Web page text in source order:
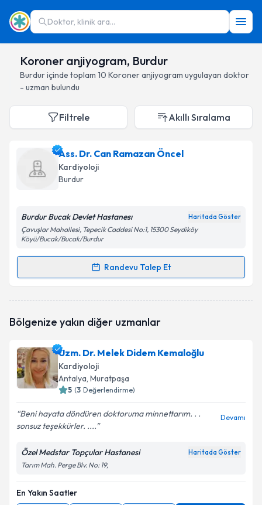
Doktor, klinik ara...
Koroner anjiyogram, Burdur
Burduriçinde toplam 10 Koroner anjiyogram uygulayan doktor
- uzman bulundu
Filtrele Akıllı Sıralama
Ass. Dr. Can Ramazan Öncel
Kardiyoloji
Burdur
Burdur Bucak Devlet Hastanesı Haritada Göster
Çavuşlar Mahallesi, Tepecik Caddesi No:1, 15300 Seydiköy
Köyü/Bucak/Bucak/Burdur
Randevu Talep Et
Randevu Takvimi Talebi
talebi oluşturun. Size bu uzmandan randevu almanız
bilgilendireceğiz.
E-posta Adresiniz
Kişisel verilerimin işlenmesine ilişkin
kapsamda işlenmesini kabul ediyorum.
Bölgenize yakın diğer uzmanlar
Uzm. Dr. Melek Didem Kemaloğlu
Kardiyoloji
Antalya, Muratpaşa
5 (3 Değerlendirme)
Beni hayata döndüren doktoruma minnettarım. . .
sonsuz teşekkürler. ....
Devamı
Özel Medstar Topçular Hastanesi Haritada Göster
Tarım Mah. Perge Blv. No: 19,
En Yakın Saatler